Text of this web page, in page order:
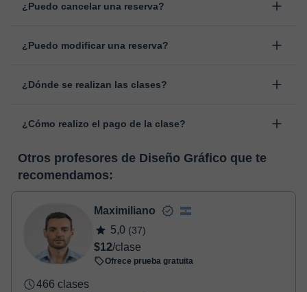
¿Puedo cancelar una reserva?
antes de la clase, indicando el motivo de cancelación.
¿Puedo modificar una reserva?
cambiar la hora o el día de clase. Puedes hacerlo desde tu área
¿Dónde se realizan las clases?
desarrollada para el ámbito formativo con muchas
pizarra virtual o el editor de textos a tiempo real. En el siguiente
enlace puedes ver una demo del aula y conocerla:Ver aula
virtual
¿Cómo realizo el pago de la clase?
horas, podrás realizar el pago mediante nuestro TPV virtual.
Tienes dos opciones para efectuar el pago:
- Tarjeta de crédito.
Una vez realices el pago de la clase, recibirás un e-mail de
confirmación de la reserva.
Otros profesores de Diseño Gráfico que te
recomendamos:
Maximiliano
5,0 (37)
$12/clase
Ofrece prueba gratuita
466 clases